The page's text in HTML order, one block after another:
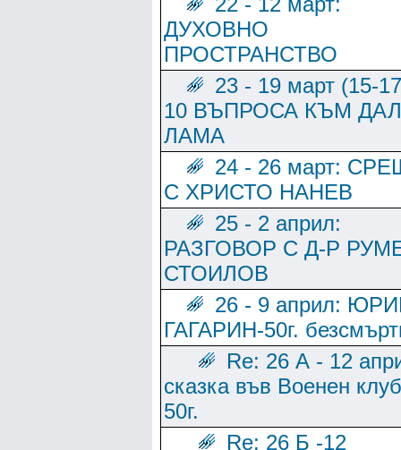
ДУХОВНО
ПРОСТРАНСТВО
23 - 19 март (15-
10 ВЪПРОСА КЪМ
ЛАМА
24 - 26 март:
С ХРИСТО НАНЕВ
25 - 2 април:
РАЗГОВОР С Д-Р
СТОИЛОВ
26 - 9 април:
ГАГАРИН-50г.
Re: 26 А - 12
сказка във Военен
50г.
Re: 26 Б -12